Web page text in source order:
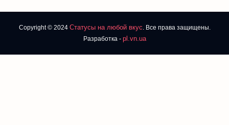
Copyright © 2024 Статусы на любой вкус. Все права защищены.
Разработка - pl.vn.ua